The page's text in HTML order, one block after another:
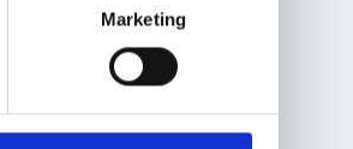
Marketing